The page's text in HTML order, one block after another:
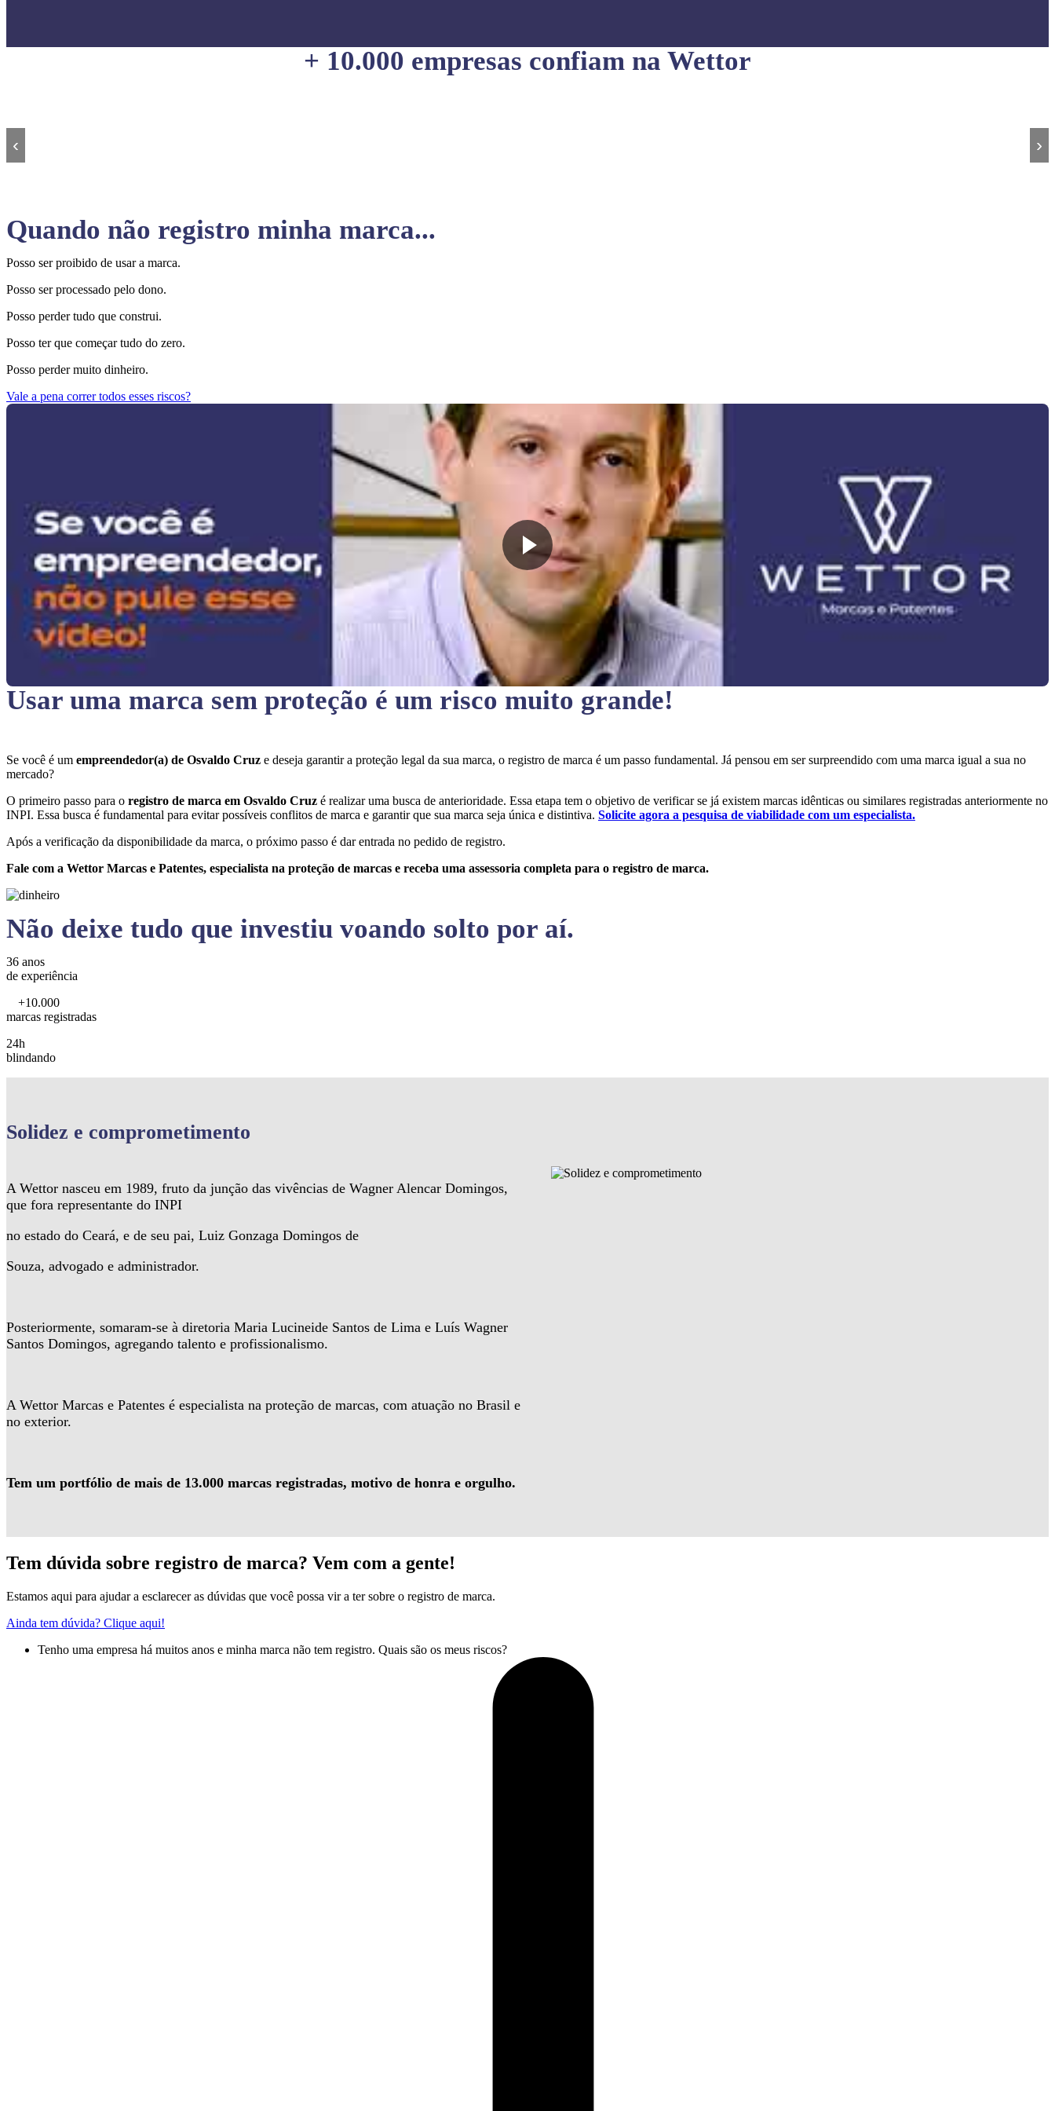
+ 10.000 empresas confiam na Wettor
‹ ›
Quando não registro minha marca...
Posso ser proibido de usar a marca.
Posso ser processado pelo dono.
Posso perder tudo que construi.
Posso ter que começar tudo do zero.
Posso perder muito dinheiro.
Vale a pena correr todos esses riscos?
Usar uma marca sem proteção é um risco muito grande!
Se você é um empreendedor(a) de Osvaldo Cruz e deseja garantir a proteção legal da sua marca, o registro de marca é um passo fundamental. Já pensou em ser surpreendido com uma marca igual a sua no
mercado?
O primeiro passo para o registro de marca em Osvaldo Cruz é realizar uma busca de anterioridade. Essa etapa tem o objetivo de verificar se já existem marcas idênticas ou similares registradas anteriormente no
INPI. Essa busca é fundamental para evitar possíveis conflitos de marca e garantir que sua marca seja única e distintiva. Solicite agora a pesquisa de viabilidade com um especialista.
Após a verificação da disponibilidade da marca, o próximo passo é dar entrada no pedido de registro.
Fale com a Wettor Marcas e Patentes, especialista na proteção de marcas e receba uma assessoria completa para o registro de marca.
Não deixe tudo que investiu voando solto por aí.
36 anos
de experiência
+10.000
marcas registradas
24h
blindando
Solidez e comprometimento
A Wettor nasceu em 1989, fruto da junção das vivências de Wagner Alencar Domingos,
que fora representante do INPI
no estado do Ceará, e de seu pai, Luiz Gonzaga Domingos de
Souza, advogado e administrador.
Posteriormente, somaram-se à diretoria Maria Lucineide Santos de Lima e Luís Wagner
Santos Domingos, agregando talento e profissionalismo.
A Wettor Marcas e Patentes é especialista na proteção de marcas, com atuação no Brasil e
no exterior.
Tem um portfólio de mais de 13.000 marcas registradas, motivo de honra e orgulho.
Tem dúvida sobre registro de marca? Vem com a gente!
Estamos aqui para ajudar a esclarecer as dúvidas que você possa vir a ter sobre o registro de marca.
Ainda tem dúvida? Clique aqui!
Tenho uma empresa há muitos anos e minha marca não tem registro. Quais são os meus riscos?